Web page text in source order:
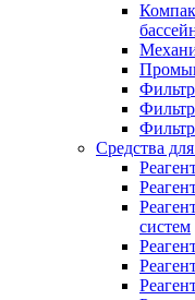
Средства
систем